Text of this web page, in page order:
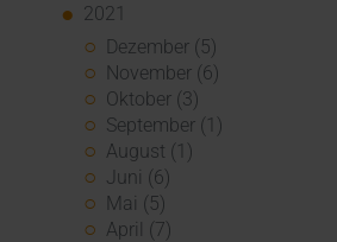
2021
Dezember (5)
November (6)
Oktober (3)
September (1)
August (1)
Juni (6)
Mai (5)
April (7)